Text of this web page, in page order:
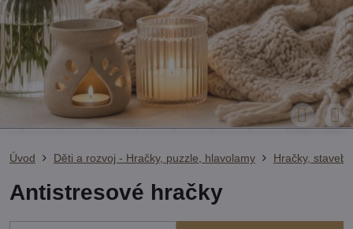
Úvod Děti a rozvoj - Hračky, puzzle, hlavolamy Hračky,
Antistresové hračky